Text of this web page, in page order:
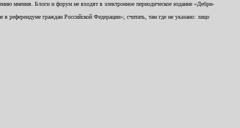
мнения. Блоги и форум не входят в электронное периодическое издание «Дебри-
референдуме граждан Российской Федерации»; считать, там где не указано: лицо